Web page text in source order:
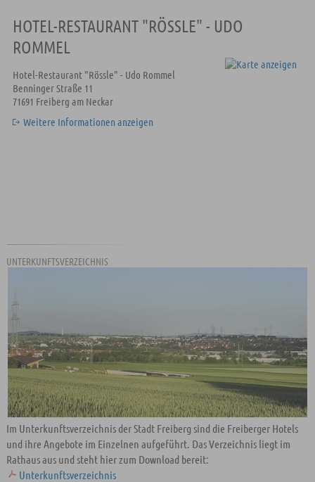
HOTEL-RESTAURANT "RÖSSLE" - UDO
ROMMEL
Hotel-Restaurant "Rössle" - Udo Rommel
Benninger Straße 11
71691 Freiberg am Neckar
Weitere Informationen anzeigen
UNTERKUNFTSVERZEICHNIS
Im Unterkunftsverzeichnis der Stadt Freiberg sind die Freiberger Hotels
und ihre Angebote im Einzelnen aufgeführt. Das Verzeichnis liegt im
Rathaus aus und steht hier zum Download bereit:
Unterkunftsverzeichnis